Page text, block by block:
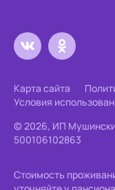
Карта сайта
Условия
© 2026, ИП
500106102863
Стоимость